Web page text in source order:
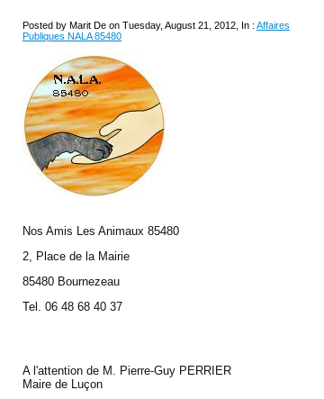
Posted by Marit De on Tuesday, August 21, 2012, In : Affaires
Publiques NALA 85480
Nos Amis Les Animaux 85480
2, Place de la Mairie
85480 Bournezeau
Tel. 06 48 68 40 37
A l'attention de M. Pierre-Guy PERRIER
Maire de Luçon